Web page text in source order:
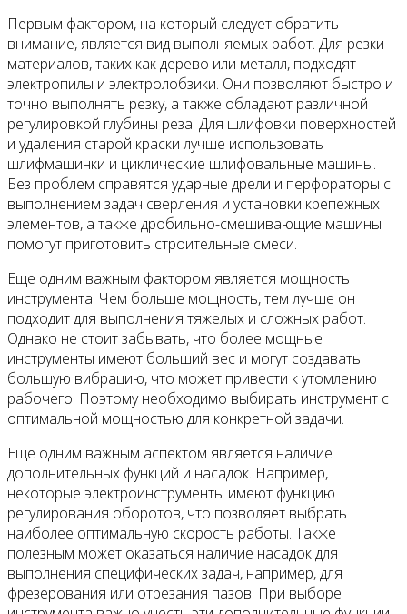
Первым фактором, на который следует обратить
внимание, является вид выполняемых работ. Для резки
материалов, таких как дерево или металл, подходят
электропилы и электролобзики. Они позволяют быстро и
точно выполнять резку, а также обладают различной
регулировкой глубины реза. Для шлифовки поверхностей
и удаления старой краски лучше использовать
шлифмашинки и циклические шлифовальные машины.
Без проблем справятся ударные дрели и перфораторы с
выполнением задач сверления и установки крепежных
элементов, а также дробильно-смешивающие машины
помогут приготовить строительные смеси.
Еще одним важным фактором является мощность
инструмента. Чем больше мощность, тем лучше он
подходит для выполнения тяжелых и сложных работ.
Однако не стоит забывать, что более мощные
инструменты имеют больший вес и могут создавать
большую вибрацию, что может привести к утомлению
рабочего. Поэтому необходимо выбирать инструмент с
оптимальной мощностью для конкретной задачи.
Еще одним важным аспектом является наличие
дополнительных функций и насадок. Например,
некоторые электроинструменты имеют функцию
регулирования оборотов, что позволяет выбрать
наиболее оптимальную скорость работы. Также
полезным может оказаться наличие насадок для
выполнения специфических задач, например, для
фрезерования или отрезания пазов. При выборе